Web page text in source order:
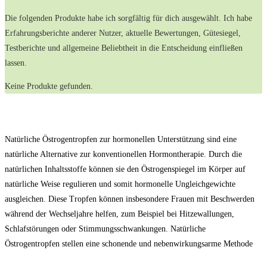
Die folgenden Produkte habe ich sorgfältig für ‍dich⁢ ausgewählt. Ich habe
⁣Erfahrungsberichte anderer ⁤Nutzer, aktuelle Bewertungen,‍ Gütesiegel,
Testberichte und allgemeine Beliebtheit in die Entscheidung einfließen⁢
lassen.
Keine Produkte gefunden.
Natürliche Östrogentropfen zur hormonellen Unterstützung sind eine
natürliche Alternative zur konventionellen Hormontherapie. Durch die
natürlichen Inhaltsstoffe können sie den Östrogenspiegel im Körper auf
natürliche Weise regulieren und somit hormonelle Ungleichgewichte
ausgleichen. Diese Tropfen können insbesondere Frauen mit Beschwerden
während der Wechseljahre helfen, zum Beispiel bei Hitzewallungen,
Schlafstörungen oder Stimmungsschwankungen. Natürliche
Östrogentropfen stellen eine schonende und nebenwirkungsarme Methode